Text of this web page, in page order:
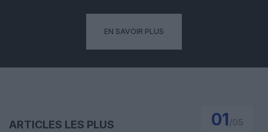
EN SAVOIR PLUS
ARTICLES LES PLUS
01